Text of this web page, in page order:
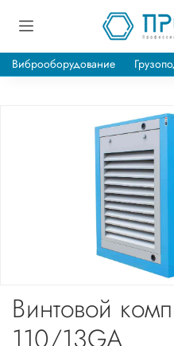
Виброоборудование
Винтовой
110/13GA